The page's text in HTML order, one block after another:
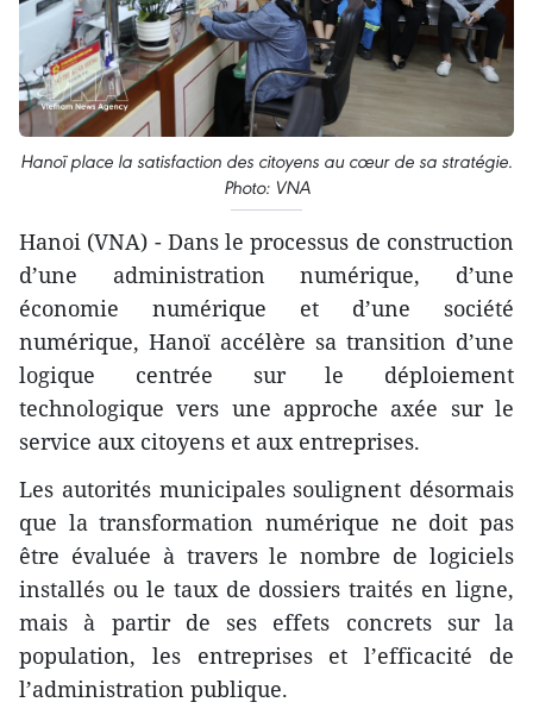
Hanoï place la satisfaction des citoyens au cœur de sa stratégie.
Photo: VNA
Hanoi (VNA) - Dans le processus de construction
d’une administration numérique, d’une
économie numérique et d’une société
numérique, Hanoï accélère sa transition d’une
logique centrée sur le déploiement
technologique vers une approche axée sur le
service aux citoyens et aux entreprises.
Les autorités municipales soulignent désormais
que la transformation numérique ne doit pas
être évaluée à travers le nombre de logiciels
installés ou le taux de dossiers traités en ligne,
mais à partir de ses effets concrets sur la
population, les entreprises et l’efficacité de
l’administration publique.